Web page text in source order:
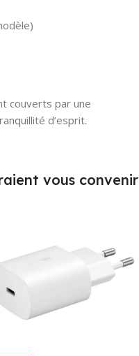
couverts par une
d’esprit.
vous convenir